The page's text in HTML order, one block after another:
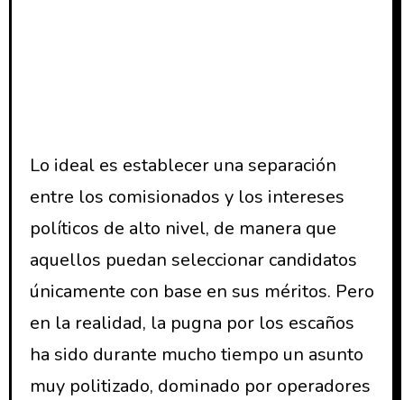
Lo ideal es establecer una separación
entre los comisionados y los intereses
políticos de alto nivel, de manera que
aquellos puedan seleccionar candidatos
únicamente con base en sus méritos. Pero
en la realidad, la pugna por los escaños
ha sido durante mucho tiempo un asunto
muy politizado, dominado por operadores